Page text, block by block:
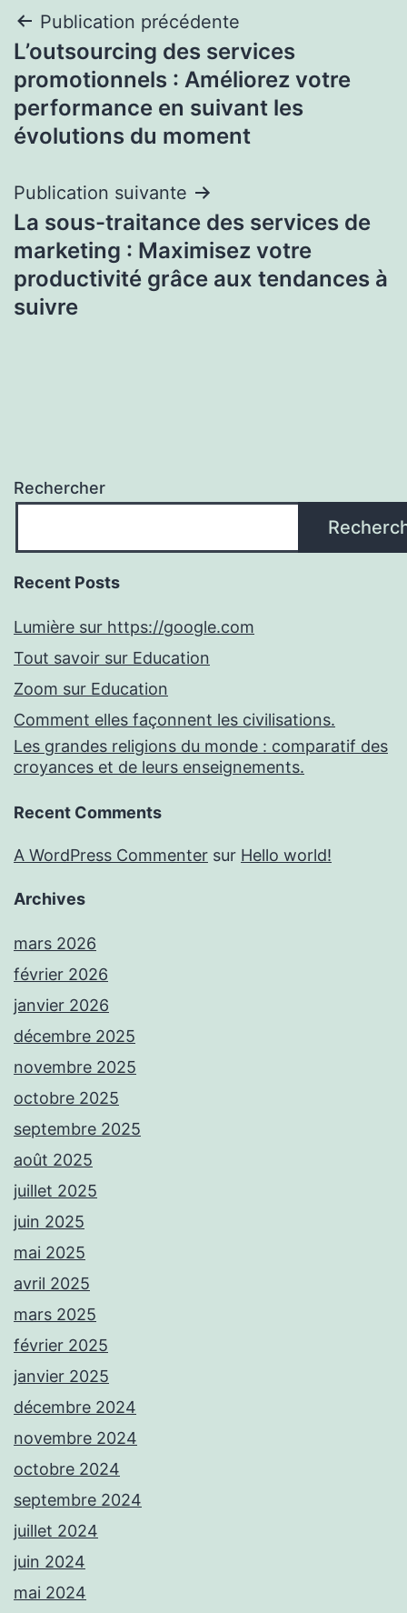
Navigation
de
l’article
Publication précédente
L’outsourcing des services
promotionnels : Améliorez votre
performance en suivant les
évolutions du moment
Publication suivante
La sous-traitance des services de
marketing : Maximisez votre
productivité grâce aux tendances à
suivre
Rechercher
Recent Posts
Lumière sur https://google.com
Tout savoir sur Education
Zoom sur Education
Comment elles façonnent les civilisations.
Les grandes religions du monde : comparatif des
croyances et de leurs enseignements.
Recent Comments
A WordPress Commenter sur Hello world!
Archives
mars 2026
février 2026
janvier 2026
décembre 2025
novembre 2025
octobre 2025
septembre 2025
août 2025
juillet 2025
juin 2025
mai 2025
avril 2025
mars 2025
février 2025
janvier 2025
décembre 2024
novembre 2024
octobre 2024
septembre 2024
juillet 2024
juin 2024
mai 2024